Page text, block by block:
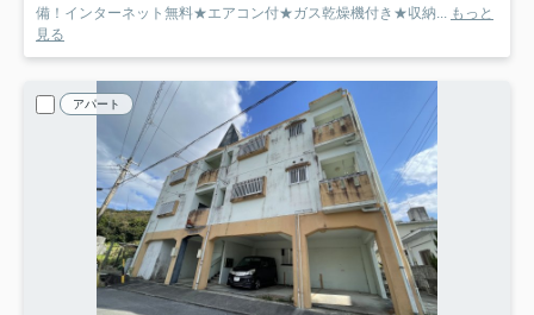
備！インターネット無料★エアコン付★ガス乾燥機付き★収納... もっと
見る
アパート